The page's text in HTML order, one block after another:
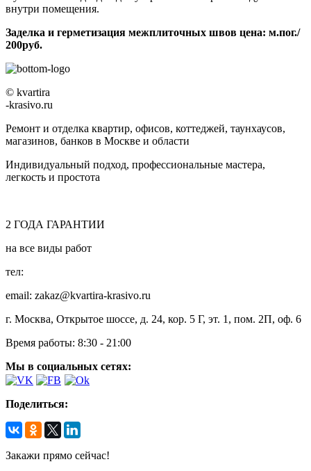
внутри помещения.
Заделка и герметизация межплиточных швов цена: м.пог./
200руб.
© kvartira
-krasivo.ru
Ремонт и отделка квартир, офисов, коттеджей, таунхаусов,
магазинов, банков в Москве и области
Индивидуальный подход, профессиональные мастера,
легкость и простота
2 ГОДА ГАРАНТИИ
на все виды работ
тел:
email: zakaz@kvartira-krasivo.ru
г. Москва, Открытое шоссе, д. 24, кор. 5 Г, эт. 1, пом. 2П, оф. 6
Время работы: 8:30 - 21:00
Мы в социальных сетях:
Поделиться:
Закажи прямо сейчас!